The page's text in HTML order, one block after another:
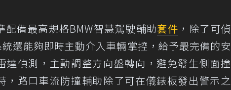
備最高規格BMW智慧駕駛輔助套件 ，除了可偵
還能夠即時主動介入車輛掌控，給予最完備的安
達偵測，主動調整方向盤轉向，避免發生側面撞
，路口車流防撞輔助除了可在儀錶板發出警示之